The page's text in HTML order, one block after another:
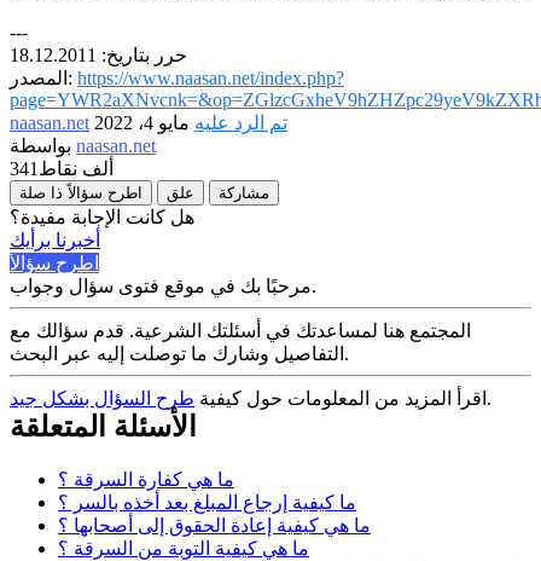
---
حرر بتاريخ: 18.12.2011
المصدر: https://www.naasan.net/index.php?
naasan.net
تم الرد عليه مايو 4، 2022
naasan.net
341ألف نقاط
اطرح سؤالاً ذا صلة علق مشاركة
هل كانت الإجابة مفيدة؟
أخبرنا برأيك
اطرح سؤالاً
مرحبًا بك في موقع فتوى سؤال وجواب.
المجتمع هنا لمساعدتك في أسئلتك الشرعية. قدم سؤالك مع
التفاصيل وشارك ما توصلت إليه عبر البحث.
اقرأ المزيد من المعلومات حول كيفية طرح السؤال بشكل جيد .
الأسئلة المتعلقة
ما هي كفارة السرقة ؟
ما كيفية إرجاع المبلغ بعد أخذه بالسر ؟
ما هي كيفية إعادة الحقوق إلى أصحابها ؟
ما هي كيفية التوبة من السرقة ؟